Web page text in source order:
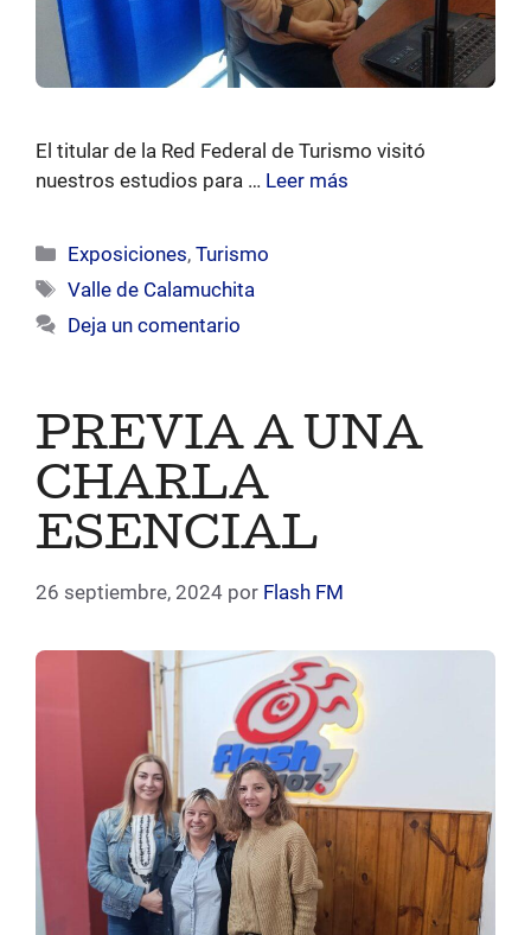
El titular de la Red Federal de Turismo visitó
nuestros estudios para … Leer más
Categorías
Exposiciones,Turismo
Etiquetas
Valle de Calamuchita
Deja un comentario
PREVIA A UNA
CHARLA
ESENCIAL
26 septiembre, 2024 por Flash FM